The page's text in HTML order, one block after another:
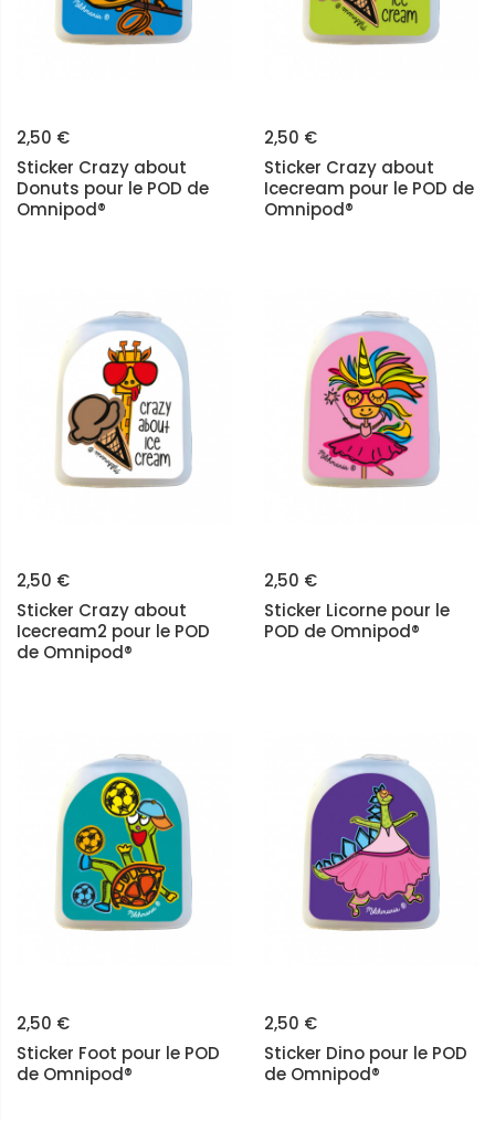
2,50 €
Sticker Crazy about
Donuts pour le POD de
Omnipod®
2,50 €
Sticker Crazy about
Icecream pour le POD de
Omnipod®
2,50 €
Sticker Crazy about
Icecream2 pour le POD
de Omnipod®
2,50 €
Sticker Licorne pour le
POD de Omnipod®
2,50 €
Sticker Foot pour le POD
de Omnipod®
2,50 €
Sticker Dino pour le POD
de Omnipod®